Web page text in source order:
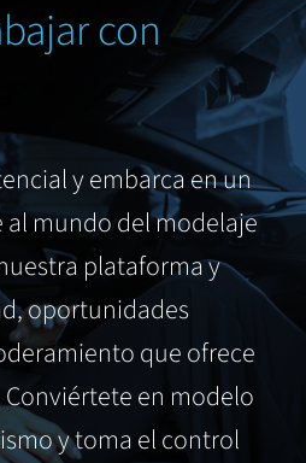
con
y embarca en un
mundo del modelaje
plataforma y
oportunidades
que ofrece
en modelo
y toma el control